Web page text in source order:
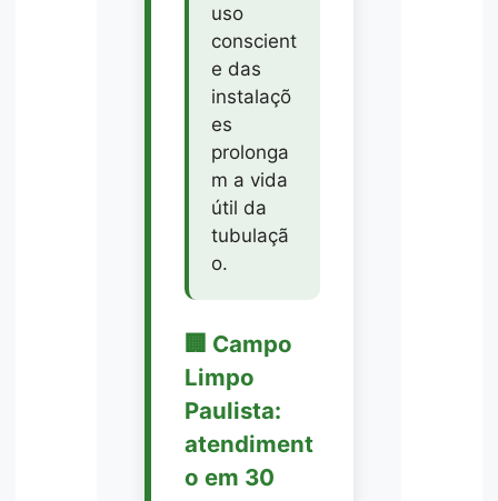
uso
conscient
e das
instalaçõ
es
prolonga
m a vida
útil da
tubulaçã
o.
🏢 Campo
Limpo
Paulista:
atendiment
o em 30